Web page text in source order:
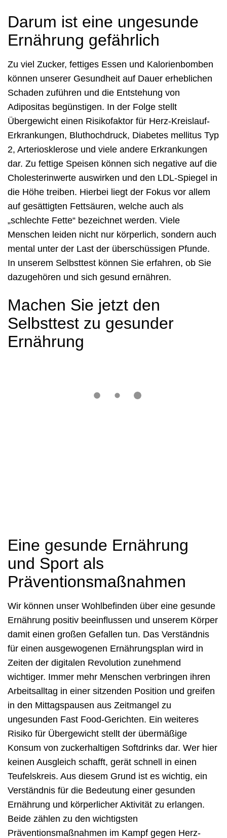
Darum ist eine ungesunde
Ernährung gefährlich
Zu viel Zucker, fettiges Essen und Kalorienbomben
können unserer Gesundheit auf Dauer erheblichen
Schaden zuführen und die Entstehung von
Adipositas begünstigen. In der Folge stellt
Übergewicht einen Risikofaktor für Herz-Kreislauf-
Erkrankungen, Bluthochdruck, Diabetes mellitus Typ
2, Arteriosklerose und viele andere Erkrankungen
dar. Zu fettige Speisen können sich negative auf die
Cholesterinwerte auswirken und den LDL-Spiegel in
die Höhe treiben. Hierbei liegt der Fokus vor allem
auf gesättigten Fettsäuren, welche auch als
„schlechte Fette“ bezeichnet werden. Viele
Menschen leiden nicht nur körperlich, sondern auch
mental unter der Last der überschüssigen Pfunde.
In unserem Selbsttest können Sie erfahren, ob Sie
dazugehören und sich gesund ernähren.
Machen Sie jetzt den
Selbsttest zu gesunder
Ernährung
Eine gesunde Ernährung
und Sport als
Präventionsmaßnahmen
Wir können unser Wohlbefinden über eine gesunde
Ernährung positiv beeinflussen und unserem Körper
damit einen großen Gefallen tun. Das Verständnis
für einen ausgewogenen Ernährungsplan wird in
Zeiten der digitalen Revolution zunehmend
wichtiger. Immer mehr Menschen verbringen ihren
Arbeitsalltag in einer sitzenden Position und greifen
in den Mittagspausen aus Zeitmangel zu
ungesunden Fast Food-Gerichten. Ein weiteres
Risiko für Übergewicht stellt der übermäßige
Konsum von zuckerhaltigen Softdrinks dar. Wer hier
keinen Ausgleich schafft, gerät schnell in einen
Teufelskreis. Aus diesem Grund ist es wichtig, ein
Verständnis für die Bedeutung einer gesunden
Ernährung und körperlicher Aktivität zu erlangen.
Beide zählen zu den wichtigsten
Präventionsmaßnahmen im Kampf gegen Herz-